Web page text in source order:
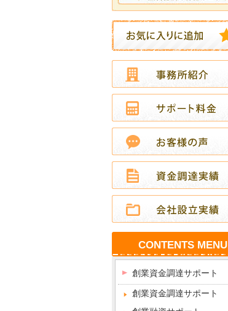
CONTENTS MENU
創業資金調達サポート
創業資金調達サポート